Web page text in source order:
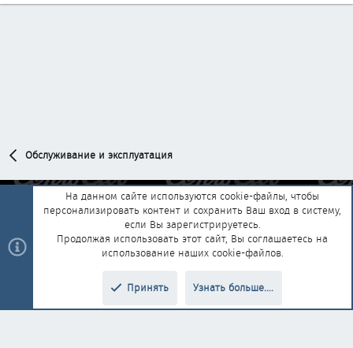
Обслуживание и эксплуатация
Обратная связь
Условия и правила
Политика конфиденциальности
Помощь Главная
R
add-ons by ThemeHouse Перевод от Jumuro®
На данном сайте используются cookie-файлы, чтобы
персонализировать контент и сохранить Ваш вход в систему,
если Вы зарегистрируетесь.
Продолжая использовать этот сайт, Вы соглашаетесь на
использование наших cookie-файлов.
Принять Узнать больше....